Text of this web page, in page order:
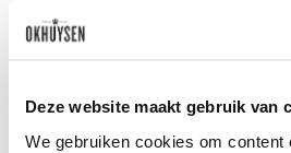
Deze website maakt gebruik van
We gebruiken cookies om content
snoekbaars.